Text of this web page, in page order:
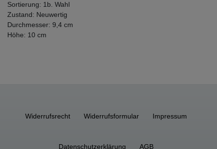
Sortierung: 1b. Wahl
Zustand: Neuwertig
Durchmesser: 9,4 cm
Höhe: 10 cm
Widerrufs­recht Widerrufs­formular Impressum
Daten­schutz­erklärung AGB